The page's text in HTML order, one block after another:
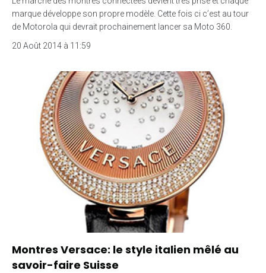
marque développe son propre modèle. Cette fois ci c’est au tour
de Motorola qui devrait prochainement lancer sa Moto 360.
20 Août 2014 à 11:59
Montres Versace: le style italien mêlé au
savoir-faire Suisse